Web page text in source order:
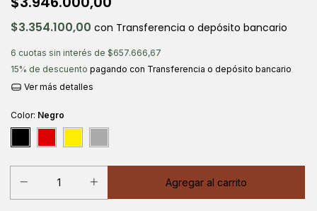
$3.354.100,00 con Transferencia o depósito bancario
6 cuotas sin interés de $657.666,67
15% de descuento pagando con Transferencia o depósito bancario
Ver más detalles
Color: Negro